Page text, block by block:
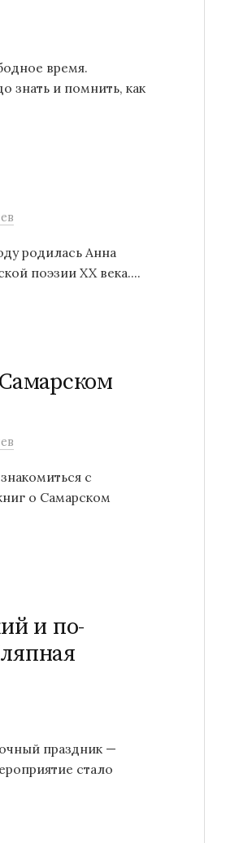
время.
знать и помнить, как
родилась Анна
поэзии XX века....
с
о Самарском
и по-
праздник —
стало